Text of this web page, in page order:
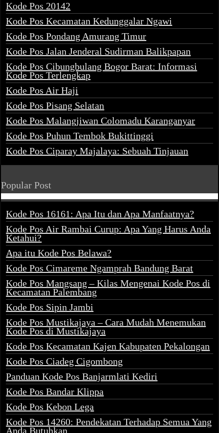
Kode Pos 20142
Kode Pos Kecamatan Kedunggalar Ngawi
Kode Pos Pondang Amurang Timur
Kode Pos Jalan Jenderal Sudirman Balikpapan
Kode Pos Cibungbulang Bogor Barat: Informasi
Kode Pos Terlengkap
Kode Pos Air Haji
Kode Pos Pisang Selatan
Kode Pos Malangjiwan Colomadu Karanganyar
Kode Pos Puhun Tembok Bukittinggi
Kode Pos Ciparay Majalaya: Sebuah Tinjauan
Popular Post
Kode Pos 16161: Apa Itu dan Apa Manfaatnya?
Kode Pos Air Rambai Curup: Apa Yang Harus Anda
Ketahui?
Apa itu Kode Pos Belawa?
Kode Pos Cimareme Ngamprah Bandung Barat
Kode Pos Mangsang – Kilas Mengenai Kode Pos di
Kecamatan Palembang
Kode Pos Sipin Jambi
Kode Pos Mustikajaya – Cara Mudah Menemukan
Kode Pos di Mustikajaya
Kode Pos Kecamatan Kajen Kabupaten Pekalongan
Kode Pos Ciadeg Cigombong
Panduan Kode Pos Banjarmlati Kediri
Kode Pos Bandar Klippa
Kode Pos Kebon Lega
Kode Pos 14260: Pendekatan Terhadap Semua Yang
Anda Butuhkan